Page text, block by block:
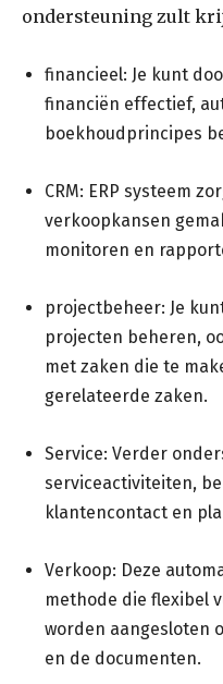
ondersteuning zult
financieel: Je kunt
financiën effectief,
boekhoudprincipes
CRM: ERP systeem
verkoopkansen
monitoren en
projectbeheer: Je
projecten beheren,
met zaken die te
gerelateerde zaken.
Service: Verder
serviceactiviteiten,
klantencontact en
Verkoop: Deze
methode die flexibel
worden aangesloten
en de documenten.